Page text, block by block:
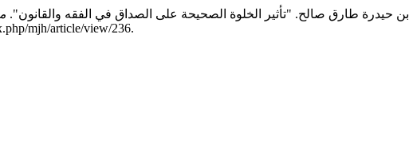
بن حيدرة طارق صالح. "تأثير الخلوة الصحيحة على الصداق في الفقه والقانون".
mjh/article/view/236.